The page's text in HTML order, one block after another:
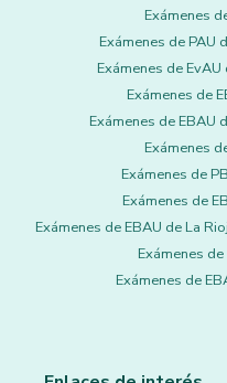
Exámenes
Exámenes de PAU
Exámenes de
Exámenes de
Exámenes de EBAU
Exámenes
Exámenes de
Exámenes de
Exámenes de EBAU de La
Exámenes
Exámenes de